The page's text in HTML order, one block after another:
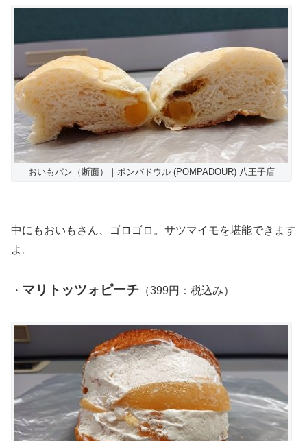
おいもパン（断面）｜ポンパドウル (POMPADOUR) 八王子店
中にもおいもさん、ゴロゴロ。サツマイモを堪能できます
よ。
・ マリトッツォピーチ （399円：税込み）